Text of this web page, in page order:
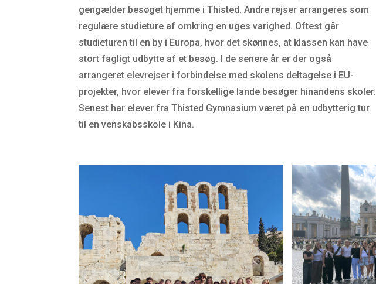
gengælder besøget hjemme i Thisted. Andre rejser arrangeres som
regulære studieture af omkring en uges varighed. Oftest går
studieturen til en by i Europa, hvor det skønnes, at klassen kan have
stort fagligt udbytte af et besøg. I de senere år er der også
arrangeret elevrejser i forbindelse med skolens deltagelse i EU-
projekter, hvor elever fra forskellige lande besøger hinandens skoler.
Senest har elever fra Thisted Gymnasium været på en udbytterig tur
til en venskabsskole i Kina.